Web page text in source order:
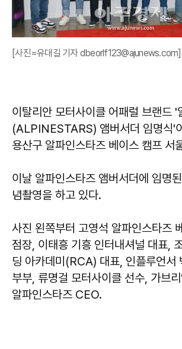
[사진=유대길 기자 dbeorlf123@ajunews.com]
이탈리안 모터사이클 어패럴 브랜드 '
(ALPINESTARS) 앰버서더 임명식'
용산구 알파인스타즈 베이스 캠프 서
이날 알파인스타즈 앰버서더에 임명
념촬영을 하고 있다.
사진 왼쪽부터 고영석 알파인스타즈
점장, 이태흥 기흥 인터내셔널 대표,
딩 아카데미(RCA) 대표, 인플루언서
부부, 류명걸 모터사이클 선수, 가브
알파인스타즈 CEO.